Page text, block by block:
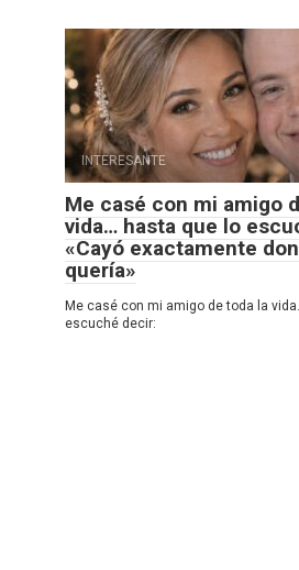
INTERESANTE
Me casé con mi amigo
vida… hasta que lo
«Cayó exactamente
quería»
Me casé con mi amigo de toda la
escuché decir: